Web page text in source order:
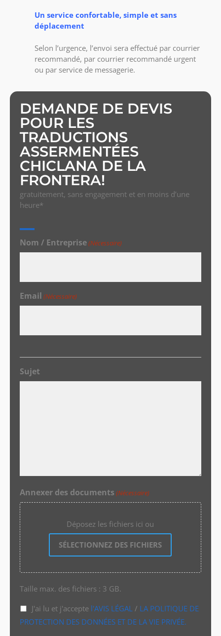
Un service confortable, simple et sans
déplacement
Selon l’urgence, l’envoi sera effectué par courrier
recommandé, par courrier recommandé urgent
ou par service de messagerie.
DEMANDE DE DEVIS
POUR LES
TRADUCTIONS
ASSERMENTÉES
CHICLANA DE LA
FRONTERA!
gratuitement, sans engagement et en moins d’une
heure*
Nom / Entreprise(Nécessaire)
Email (Nécessaire)
Sujet
Annexer des documents (Nécessaire)
Déposez les fichiers ici ou
SÉLECTIONNEZ DES FICHIERS
Taille max. des fichiers : 3 GB.
J'ai lu et j'acceptel'AVIS LÉGAL / LA POLITIQUE DE
PROTECTION DES DONNÉES ET DE LA VIE PRIVÉE.